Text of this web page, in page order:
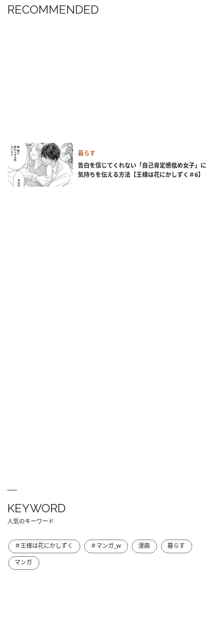
RECOMMENDED
暮らす
告白を信じてくれない「自己肯定感低め女子」に
気持ちを伝える方法【王様は花にかしずく＃6】
KEYWORD
人気のキーワード
＃王様は花にかしずく ＃マンガ_w 漫画
暮らす
マンガ